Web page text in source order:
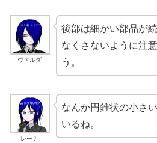
ヴァルダ
後部は細かい部品が続
なくさないように注
う。
レーナ
なんか円錐状の小さ
いるね。